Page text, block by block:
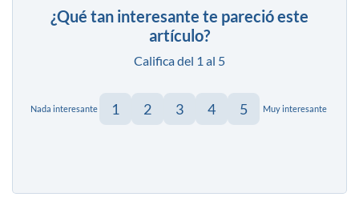
¿Qué tan interesante te pareció este
artículo?
Califica del 1 al 5
Nada interesante 1 2 3 4 5 Muy interesante